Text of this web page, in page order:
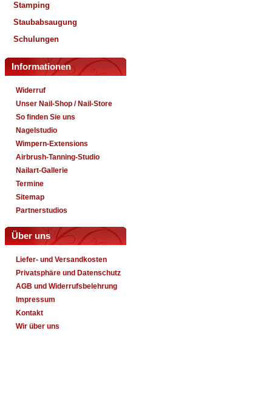
Stamping
Staubabsaugung
Schulungen
Informationen
Widerruf
Unser Nail-Shop / Nail-Store
So finden Sie uns
Nagelstudio
Wimpern-Extensions
Airbrush-Tanning-Studio
Nailart-Gallerie
Termine
Sitemap
Partnerstudios
Über uns
Liefer- und Versandkosten
Privatsphäre und Datenschutz
AGB und Widerrufsbelehrung
Impressum
Kontakt
Wir über uns